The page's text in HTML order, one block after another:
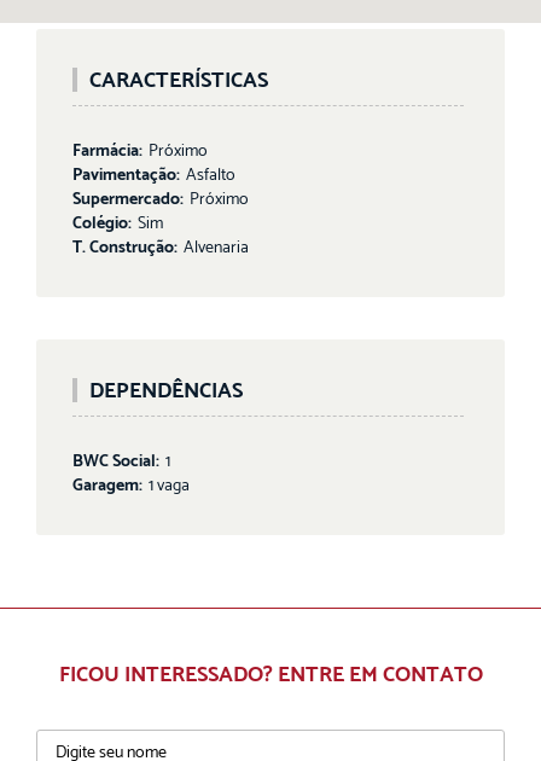
CARACTERÍSTICAS
Farmácia: Próximo
Pavimentação: Asfalto
Supermercado: Próximo
Colégio: Sim
T. Construção: Alvenaria
DEPENDÊNCIAS
BWC Social: 1
Garagem: 1 vaga
FICOU INTERESSADO? ENTRE EM CONTATO